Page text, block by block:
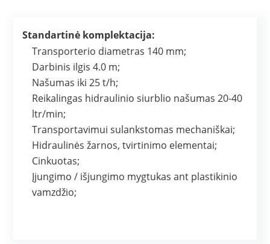
Standartinė komplektacija:
Transporterio diametras 140 mm;
Darbinis ilgis 4.0 m;
Našumas iki 25 t/h;
Reikalingas hidraulinio siurblio našumas 20-40
ltr/min;
Transportavimui sulankstomas mechaniškai;
Hidraulinės žarnos, tvirtinimo elementai;
Cinkuotas;
Įjungimo / išjungimo mygtukas ant plastikinio
vamzdžio;